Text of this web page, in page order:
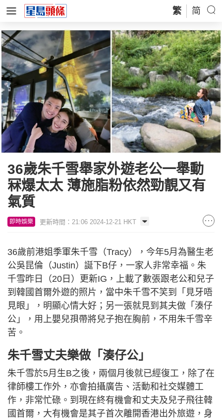
繁 简
36歲朱千雪舉家外遊老公一舉動
冧爆太太 薄施脂粉依然勁靚又有
氣質
即時娛樂 更新時間：21:06 2024-12-21 HKT
36歲前港姐季軍朱千雪（Tracy），今年5月為醫生老
公吳昆倫（Justin）誕下B仔，一家人非常幸福。朱
千雪昨日（20日）更新IG，上載了數張跟老公和兒子
到韓國首爾外遊的照片，當中朱千雪不笑到「見牙唔
見眼」，明顯心情大好；另一張就見到其夫做「湊仔
公」，用上嬰兒孭帶將兒子抱在胸前，不用朱千雪辛
苦。
朱千雪丈夫樂做「湊仔公」
朱千雪於5月生B之後，兩個月後就已經復工，除了在
律師樓工作外，亦會拍攝廣告、活動和社交媒體工
作，非常忙碌。到現在終有機會和丈夫及兒子飛往韓
國首爾，大有機會是其子首次離開香港出外旅遊，身